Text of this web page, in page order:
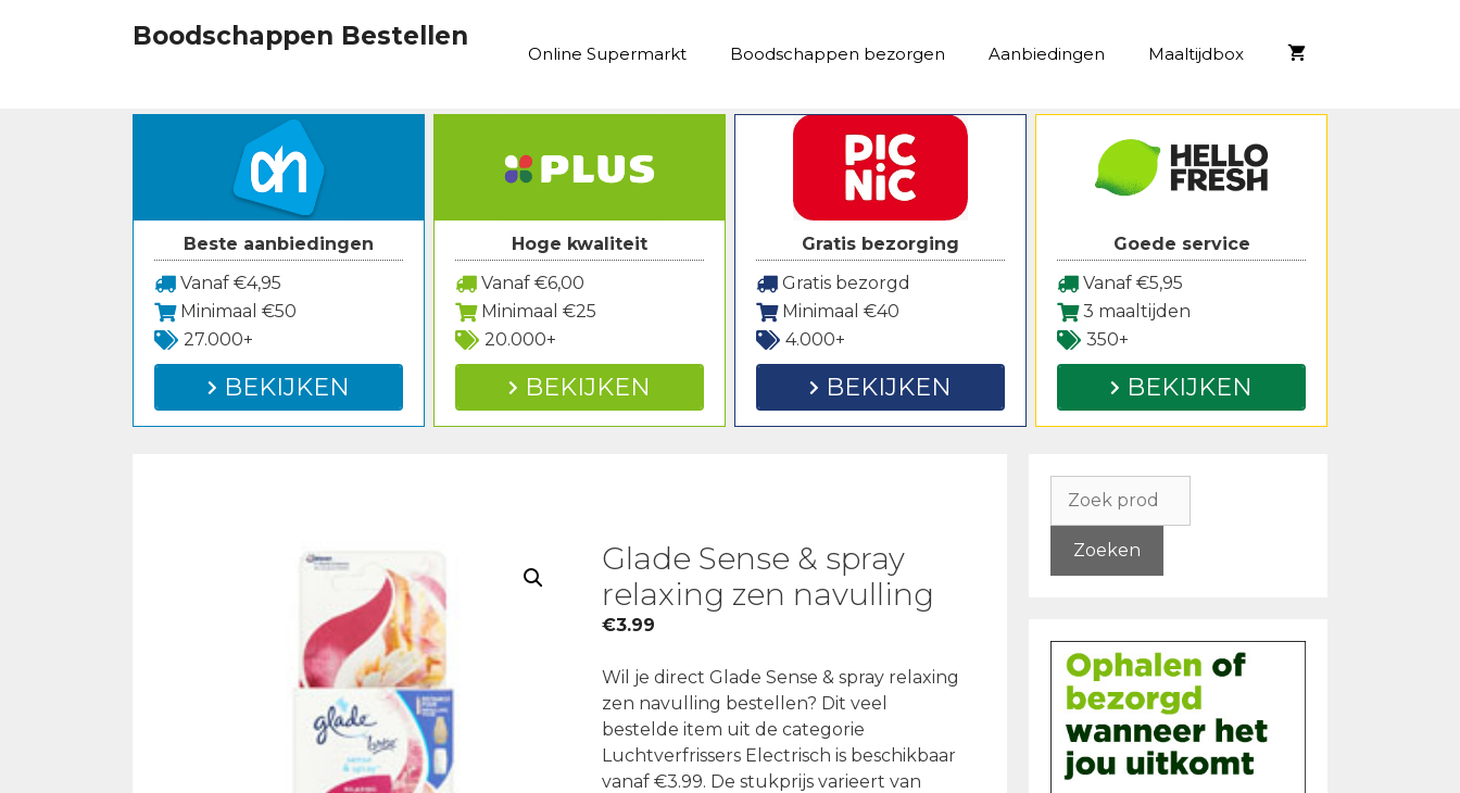
Boodschappen Bestellen
Online Supermarkt Boodschappen bezorgen Aanbiedingen Maaltijdbox
Beste aanbiedingen
Vanaf €4,95
Minimaal €50
27.000+
BEKIJKEN
Hoge kwaliteit
Vanaf €6,00
Minimaal €25
20.000+
BEKIJKEN
Gratis bezorging
Gratis bezorgd
Minimaal €40
4.000+
BEKIJKEN
Goede service
Vanaf €5,95
3 maaltijden
350+
BEKIJKEN
Glade Sense & spray
relaxing zen navulling
€3.99
Wil je direct Glade Sense & spray relaxing
zen navulling bestellen? Dit veel
bestelde item uit de categorie
Luchtverfrissers Electrisch is beschikbaar
vanaf €3.99. De stukprijs varieert van
naar:
Zoeken